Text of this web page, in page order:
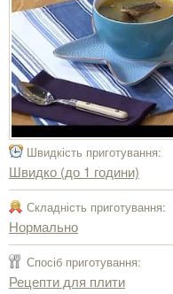
Швидкість приготування:
Швидко (до 1 години)
Складність приготування:
Нормально
Спосіб приготування:
Рецепти для плити